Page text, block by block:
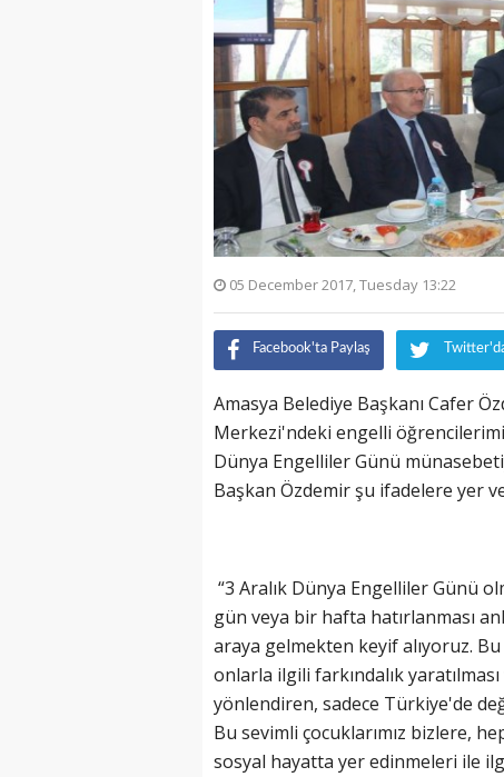
05 December 2017, Tuesday 13:22
Facebook'ta Paylaş
Amasya Belediye Başkanı Cafer
Merkezi'ndeki engelli
Dünya Engelliler Günü
Başkan Özdemir şu ifadelere yer
“3 Aralık Dünya Engelliler Günü
gün veya bir hafta hatırlanması
araya gelmekten keyif alıyoruz.
onlarla ilgili farkındalık
yönlendiren, sadece Türkiye'de
Bu sevimli çocuklarımız bizlere,
sosyal hayatta yer edinmeleri ile